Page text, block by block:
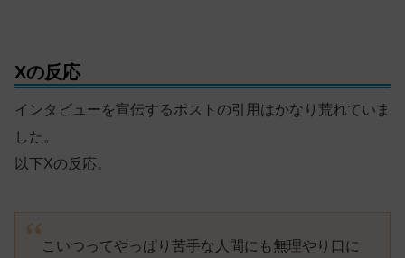
Xの反応
インタビューを宣伝するポストの引用はかなり荒れていま
した。
以下Xの反応。
こいつってやっぱり苦手な人間にも無理やり口に